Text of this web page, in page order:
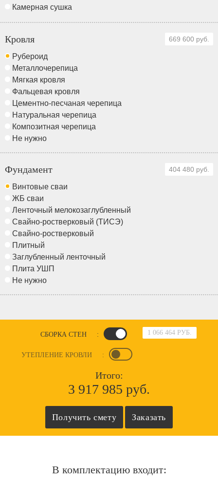
Камерная сушка
Кровля 669 600 руб.
Рубероид
Металлочерепица
Мягкая кровля
Фальцевая кровля
Цементно-песчаная черепица
Натуральная черепица
Композитная черепица
Не нужно
Фундамент 404 480 руб.
Винтовые сваи
ЖБ сваи
Ленточный мелокозаглубленный
Свайно-ростверковый (ТИСЭ)
Свайно-ростверковый
Плитный
Заглубленный ленточный
Плита УШП
Не нужно
1 066 464 РУБ.
СБОРКА СТЕН :
УТЕПЛЕНИЕ КРОВЛИ :
Итого:
3 917 985 руб.
В комплектацию входит: